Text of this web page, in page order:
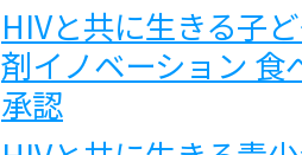
HIVと共に生きる子
剤イノベーション
承認